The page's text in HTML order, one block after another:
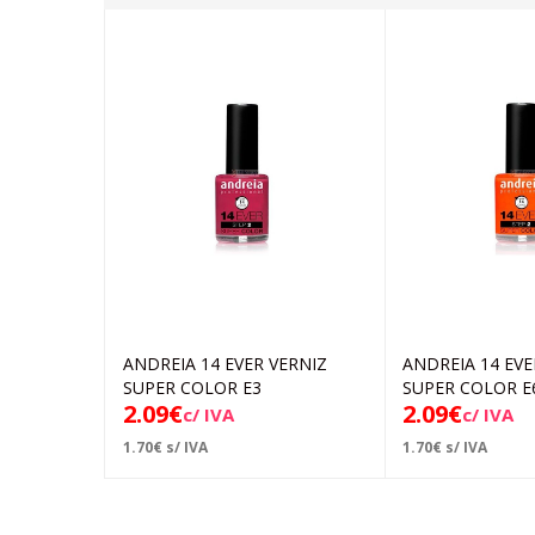
Adicionar
ANDREIA 14 EVER VERNIZ
SUPER COLOR E3
2.09€c/ IVA
1.70€ s/ IVA
ANDREIA 14
SUPER COLOR
2.09€c/ IVA
1.70€ s/ IVA